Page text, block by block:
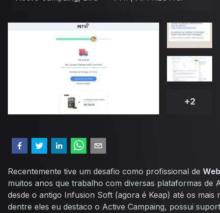
+2
Recentemente tive um desafio como profissional de
muitos anos que trabalho com diversas plataformas de
desde o antigo Infusion Soft (agora é Keap) até os
dentre eles eu destaco o Active Campaing, possui